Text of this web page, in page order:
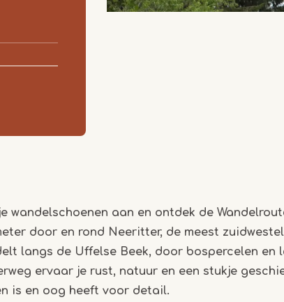
Item
1
wandelschoenen aan en ontdek de
door en rond Neeritter, de meest
langs de Uffelse Beek, door bospercelen en
ervaar je rust, natuur en een stukje
is en oog heeft voor detail.